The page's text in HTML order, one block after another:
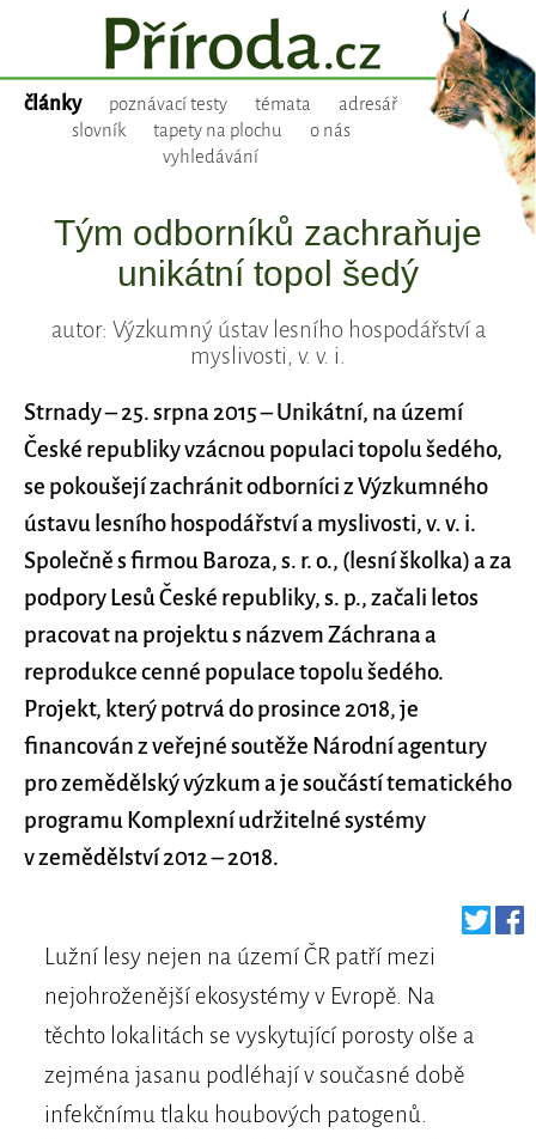
články poznávací testy témata
adresář
slovník
tapety na plochu
o nás
vyhledávání
Tým odborníků zachraňuje
unikátní topol šedý
autor: Výzkumný ústav lesního hospodářství a
myslivosti, v. v. i.
Strnady – 25. srpna 2015 – Unikátní, na území
České republiky vzácnou populaci topolu šedého,
se pokoušejí zachránit odborníci z Výzkumného
ústavu lesního hospodářství a myslivosti, v. v. i.
Společně s firmou Baroza, s. r. o., (lesní školka) a za
podpory Lesů České republiky, s. p., začali letos
pracovat na projektu s názvem Záchrana a
reprodukce cenné populace topolu šedého.
Projekt, který potrvá do prosince 2018, je
financován z veřejné soutěže Národní agentury
pro zemědělský výzkum a je součástí tematického
programu Komplexní udržitelné systémy
v zemědělství 2012 – 2018.
Lužní lesy nejen na území ČR patří mezi
nejohroženější ekosystémy v Evropě. Na
těchto lokalitách se vyskytující porosty olše a
zejména jasanu podléhají v současné době
infekčnímu tlaku houbových patogenů.